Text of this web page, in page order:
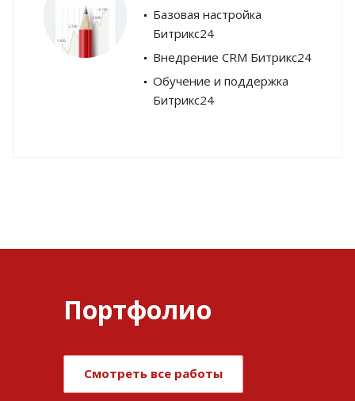
Базовая настройка
Битрикс24
Внедрение CRM Битрикс24
Обучение и поддержка
Битрикс24
Портфолио
Смотреть все работы